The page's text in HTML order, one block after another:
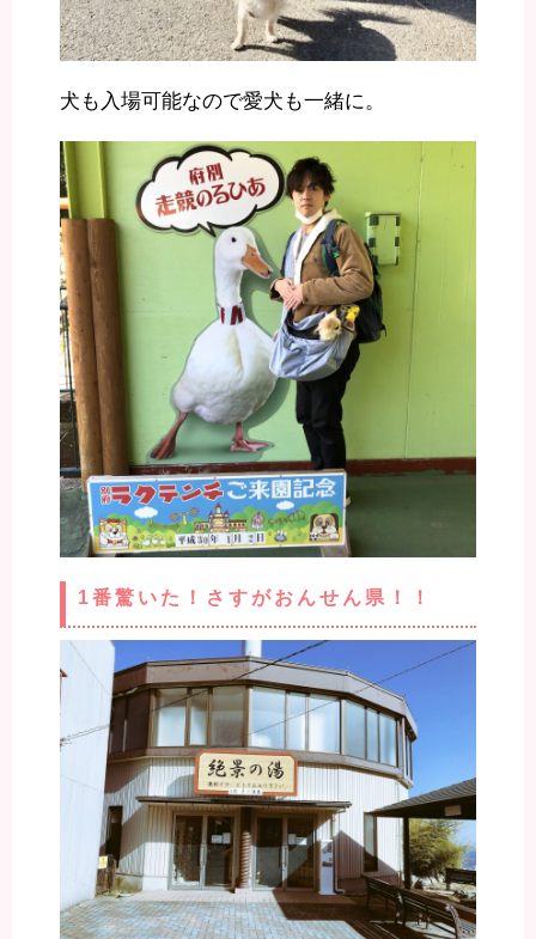
犬も入場可能なので愛犬も一緒に。
1番驚いた！さすがおんせん県！！